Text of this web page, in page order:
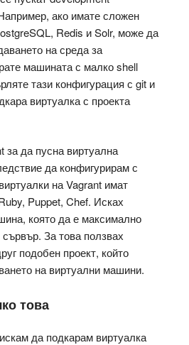
ако имате сложен
Redis и Solr, може да
на среда за
машината с малко shell
тази конфигурация с git и
виртуалка с проекта
за да пусна виртуална
да конфигурирам с
на Vagrant имат
Puppet, Chef. Исках
която да е максимално
За това ползвах
подобен проект, който
на виртуални машини.
това
да подкарам виртуалка